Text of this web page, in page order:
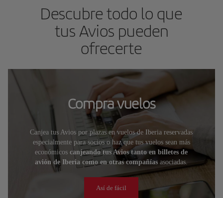
Descubre todo lo que
tus Avios pueden
ofrecerte
Compra vuelos
Canjea tus Avios por plazas en vuelos de Iberia reservadas
especialmente para socios o haz que tus vuelos sean más
económicoscanjeando tus Avios tanto en billetes de
avión de Iberia como en otras compañías asociadas.
Así de fácil